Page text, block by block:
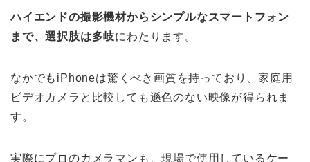
ハイエンドの撮影機材からシンプルなスマートフォン
まで、選択肢は多岐にわたります。
なかでもiPhoneは驚くべき画質を持っており、家庭用
ビデオカメラと比較しても遜色のない映像が得られま
す。
実際にプロのカメラマンも、現場で使用しているケー